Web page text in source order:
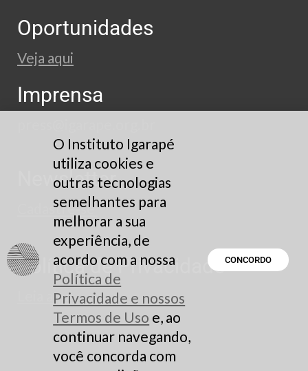
Oportunidades
Veja aqui
Imprensa
Newsletter
Cadastre-se
Política de Privacidade
Leia aqui
O Instituto Igarapé
utiliza cookies e
outras tecnologias
semelhantes para
melhorar a sua
experiência, de
acordo com a nossa
Política de
Privacidade e nossos
Termos de Uso e, ao
continuar navegando,
você concorda com
CONCORDO